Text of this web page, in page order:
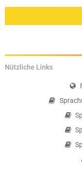
Nützliche Links